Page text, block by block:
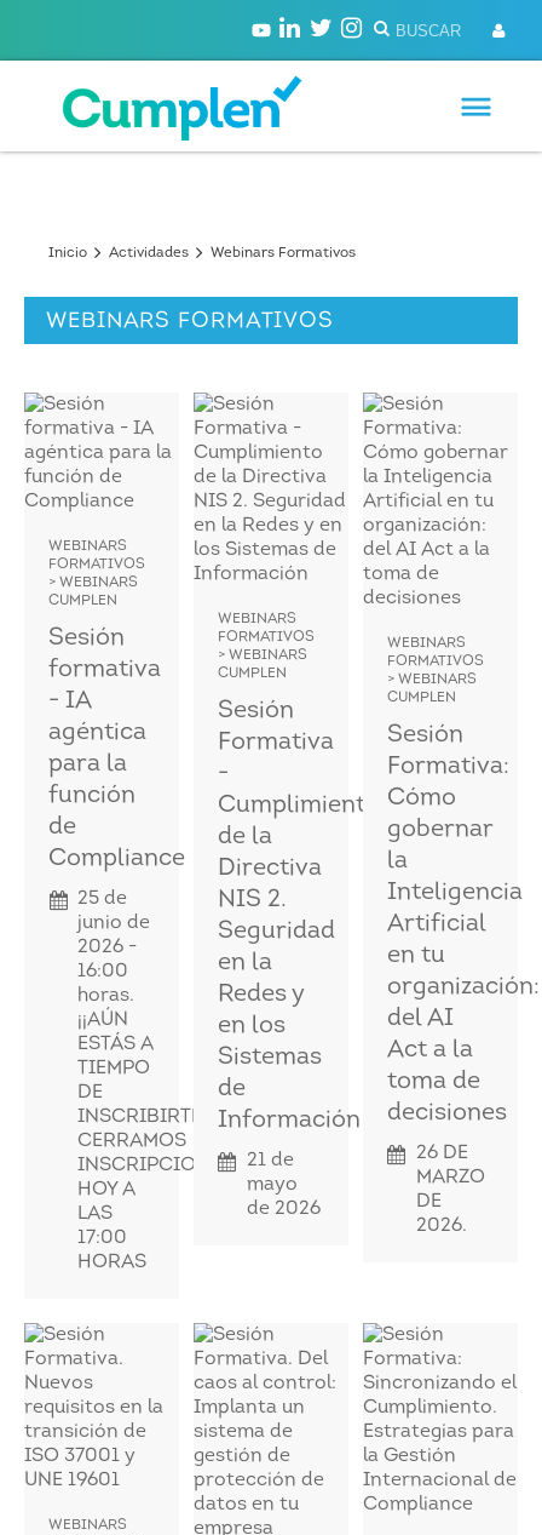
Inicio Actividades Webinars Formativos
WEBINARS FORMATIVOS
WEBINARS
FORMATIVOS
> WEBINARS
CUMPLEN
Sesión
formativa
- IA
agéntica
para la
función
de
Compliance
25 de
junio de
2026 -
16:00
horas.
¡¡AÚN
ESTÁS A
TIEMPO
DE
INSCRIBIRTE!!.
CERRAMOS
INSCRIPCIONES
HOY A
LAS
17:00
HORAS
WEBINARS
FORMATIVOS
> WEBINARS
CUMPLEN
Sesión
Formativa
-
Cumplimiento
de la
Directiva
NIS 2.
Seguridad
en la
Redes y
en los
Sistemas
de
Información
21 de
mayo
de 2026
WEBINARS
FORMATIVOS
> WEBINARS
CUMPLEN
Sesión
Formativa:
Cómo
gobernar
la
Inteligencia
Artificial
en tu
organización:
del AI
Act a la
toma de
decisiones
26 DE
MARZO
DE
2026.
WEBINARS